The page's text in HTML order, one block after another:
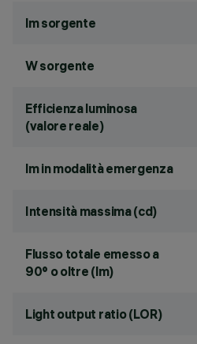
lm sorgente
W sorgente
Efficienza luminosa
(valore reale)
lm in modalità emergenza
Intensità massima (cd)
Flusso totale emesso a
90° o oltre (lm)
Light output ratio (LOR)